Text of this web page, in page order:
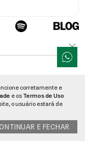
corretamente e
e osTermos de Uso
o usuário estará de
E FECHAR